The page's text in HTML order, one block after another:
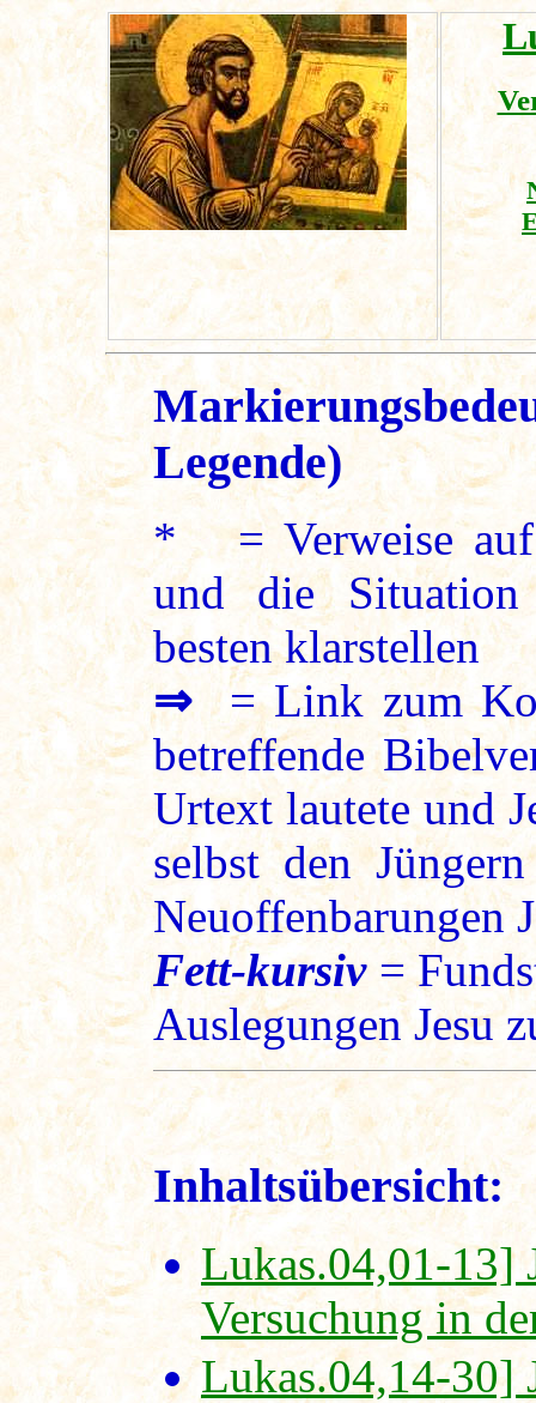
Legende)
* = Verweise auf
und die Situation
besten klarstellen
⇒= Link zum
betreffende
Urtext lautete und
selbst den
Neuoffenbarungen
Fett-kursiv=
Auslegungen Jesu
Inhaltsübersicht:
Lukas.04,01-13]
Versuchung in
Lukas.04,14-30]